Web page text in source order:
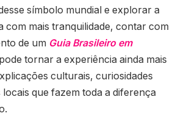
símbolo mundial e explorar a
com mais tranquilidade, contar com
de um Guia Brasileiro em
tornar a experiência ainda mais
culturais, curiosidades
locais que fazem toda a diferença